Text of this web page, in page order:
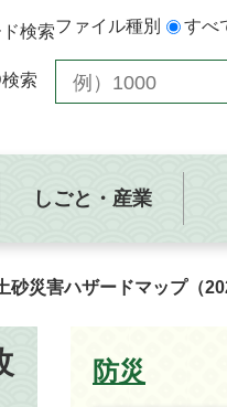
検索ファイル種別 すべ
索
しごと・産業
砂災害ハザードマップ（
防災